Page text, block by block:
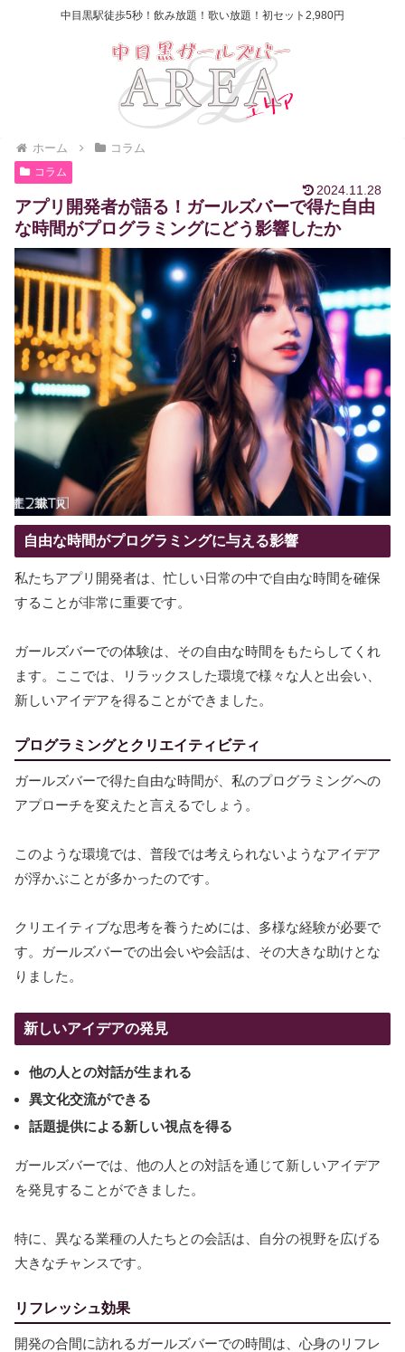
中目黒駅徒歩5秒！飲み放題！歌い放題！初セット2,980円
ホーム コラム
コラム
2024.11.28
アプリ開発者が語る！ガールズバーで得た自由
な時間がプログラミングにどう影響したか
自由な時間がプログラミングに与える影響
私たちアプリ開発者は、忙しい日常の中で自由な時間を確保
することが非常に重要です。
ガールズバーでの体験は、その自由な時間をもたらしてくれ
ます。ここでは、リラックスした環境で様々な人と出会い、
新しいアイデアを得ることができました。
プログラミングとクリエイティビティ
ガールズバーで得た自由な時間が、私のプログラミングへの
アプローチを変えたと言えるでしょう。
このような環境では、普段では考えられないようなアイデア
が浮かぶことが多かったのです。
クリエイティブな思考を養うためには、多様な経験が必要で
す。ガールズバーでの出会いや会話は、その大きな助けとな
りました。
新しいアイデアの発見
他の人との対話が生まれる
異文化交流ができる
話題提供による新しい視点を得る
ガールズバーでは、他の人との対話を通じて新しいアイデア
を発見することができました。
特に、異なる業種の人たちとの会話は、自分の視野を広げる
大きなチャンスです。
リフレッシュ効果
開発の合間に訪れるガールズバーでの時間は、心身のリフレ